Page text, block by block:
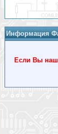
Информация
Если Вы